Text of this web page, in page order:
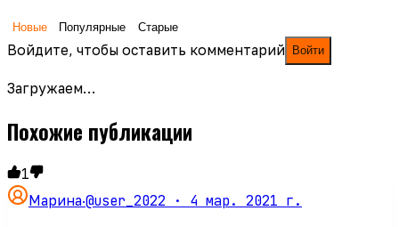
Новые Популярные Старые
Войдите, чтобы оставить комментарий Войти
Загружаем…
Похожие публикации
1
Марина·@user_2022 · 4 мар. 2021 г.